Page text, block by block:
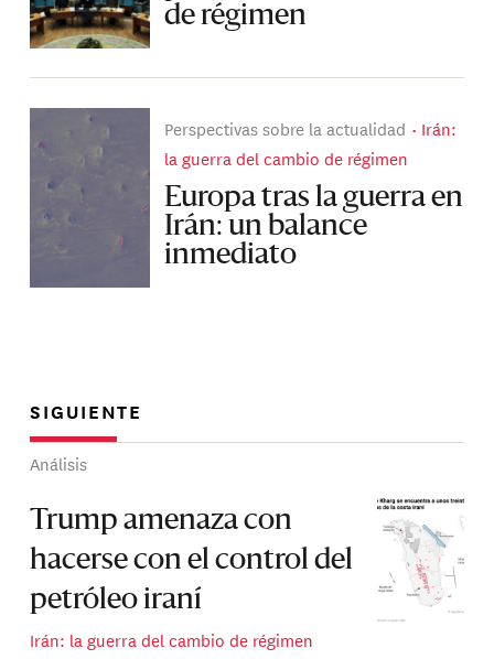
de régimen
Perspectivas sobre la actualidad
Irán:
la guerra del cambio de régimen
Europa tras la guerra en
Irán: un balance
inmediato
SIGUIENTE
Análisis
Trump amenaza con
hacerse con el control del
petróleo iraní
Irán: la guerra del cambio de régimen